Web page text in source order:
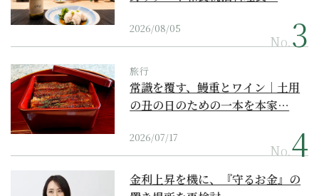
2026/08/05
No.
旅行
常識を覆す、鰻重とワイン｜土用
の丑の日のための一本を本家…
2026/07/17
No.
金利上昇を機に、『守るお金』の